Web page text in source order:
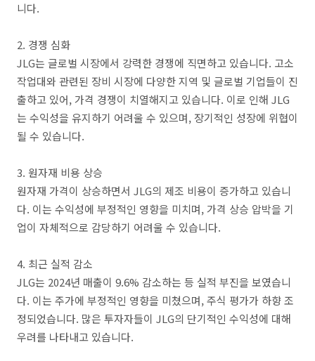
니다.
2. 경쟁 심화
JLG는 글로벌 시장에서 강력한 경쟁에 직면하고 있습니다. 고소
작업대와 관련된 장비 시장에 다양한 지역 및 글로벌 기업들이 진
출하고 있어, 가격 경쟁이 치열해지고 있습니다. 이로 인해 JLG
는 수익성을 유지하기 어려울 수 있으며, 장기적인 성장에 위협이
될 수 있습니다.
3. 원자재 비용 상승
원자재 가격이 상승하면서 JLG의 제조 비용이 증가하고 있습니
다. 이는 수익성에 부정적인 영향을 미치며, 가격 상승 압박을 기
업이 자체적으로 감당하기 어려울 수 있습니다.
4. 최근 실적 감소
JLG는 2024년 매출이 9.6% 감소하는 등 실적 부진을 보였습니
다. 이는 주가에 부정적인 영향을 미쳤으며, 주식 평가가 하향 조
정되었습니다. 많은 투자자들이 JLG의 단기적인 수익성에 대해
우려를 나타내고 있습니다.